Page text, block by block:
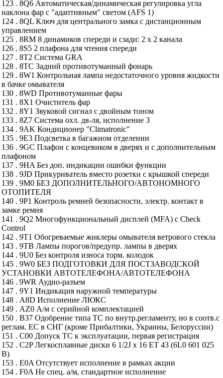
123 . 8Q6 Автоматическая/динамическая регулировка угла
наклона фар с "адаптивным" светом (AFS 1)
124 . 8QL Ключ для центрального замка с дистанционным
управлением
125 . 8RM 8 динамиков спереди и сзади: 2 х 2 канала
126 . 8S5 2 плафона для чтения спереди
127 . 8T2 Система GRA
128 . 8TC Задний противотуманный фонарь
129 . 8W1 Контрольная лампа недостаточного уровня жидкости
в бачке омывателя
130 . 8WD Противотуманные фары
131 . 8X1 Очиститель фар
132 . 8Y1 Звуковой сигнал с двойным тоном
133 . 8Z7 Система охл. дв-ля, исполнение 3
134 . 9AK Кондиционер "Climatronic"
135 . 9E3 Подсветка в багажном отделении
136 . 9GC Плафон с концевиком в дверях и с дополнительным
плафоном
137 . 9HA Без доп. индикации ошибки функции
138 . 9JD Прикуриватель вместо розетки с крышкой спереди
139 . 9M0 БЕЗ ДОПОЛНИТЕЛЬНОГО/АВТОНОМНОГО
ОТОПИТЕЛЯ
140 . 9P1 Контроль ремней безопасности, электр. контакт в
замке ремня
141 . 9Q2 Многофункциональный дисплей (MFA) с Check
Control
142 . 9T1 Обогреваемые жиклеры омывателя ветрового стекла
143 . 9TB Лампы порогов/предупр. лампы в дверях
144 . 9U0 Без контроля износа торм. колодок
145 . 9W0 БЕЗ ПОДГОТОВКИ ДЛЯ ПОСТЗАВОДСКОЙ
УСТАНОВКИ АВТОТЕЛЕФОНА/АВТОТЕЛЕФОНА
146 . 9WR Аудио-разъем
147 . 9Y1 Индикация наружной температуры
148 . A8D Исполнение ЛЮКС
149 . AZ0 А/м с серийной комплектацией
150 . B37 Одобрение типа ТС по внутр.регламенту, но в соотв.с
реглам. ЕС в СНГ (кроме Прибалтики, Украины, Белоруссии)
151 . C00 Допуск ТС к эксплуатации, первая регистрация
152 . C2P Легкосплавные диски 6 1/2J x 16 ET 43 (6L0 601 025
B)
153 . E0A Отсутствует исполнение в рамках акции
154 . F0A Не спец. а/м, стандартное исполнение